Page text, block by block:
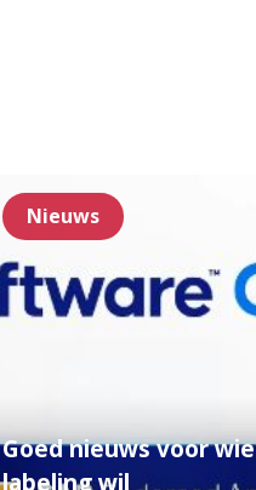
Nieuws
Goed nieuws voor wie
labeling wil